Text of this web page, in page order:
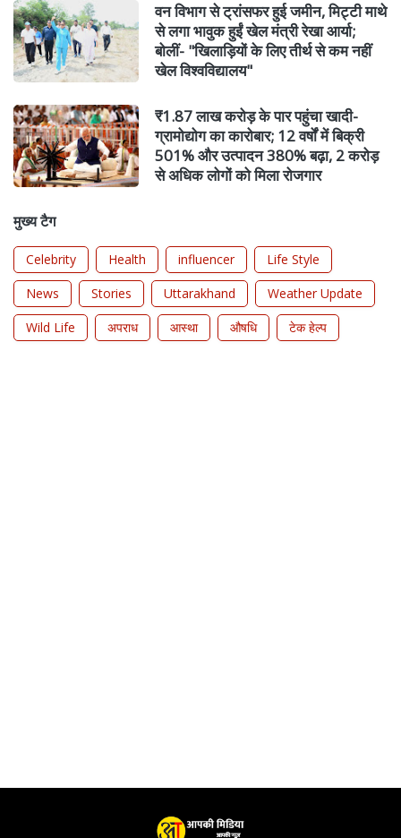
वन विभाग से ट्रांसफर हुई जमीन, मिट्टी माथे
से लगा भावुक हुईं खेल मंत्री रेखा आर्या;
बोलीं- "खिलाड़ियों के लिए तीर्थ से कम नहीं
खेल विश्वविद्यालय"
₹1.87 लाख करोड़ के पार पहुंचा खादी-
ग्रामोद्योग का कारोबार; 12 वर्षों में बिक्री
501% और उत्पादन 380% बढ़ा, 2 करोड़
से अधिक लोगों को मिला रोजगार
मुख्य टैग
Celebrity Health influencer
Life Style
News
Stories Uttarakhand
Weather Update
Wild Life
अपराध आस्था औषधि टेक हेल्प